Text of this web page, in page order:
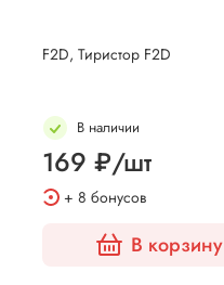
F2D, Тиристор F2D
В наличии
169 ₽/шт
+ 8 бонусов
В корзину